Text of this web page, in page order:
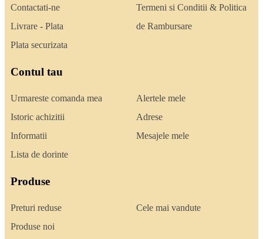
Contactati-ne
Livrare - Plata
Plata securizata
Termeni si Conditii & Politica
de Rambursare
Contul tau
Urmareste comanda mea
Istoric achizitii
Informatii
Lista de dorinte
Alertele mele
Adrese
Mesajele mele
Produse
Preturi reduse
Produse noi
Cele mai vandute